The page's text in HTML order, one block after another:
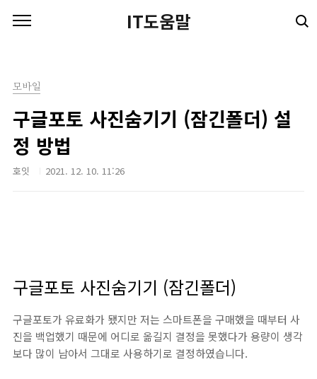
IT도움말
모바일
구글포토 사진숨기기 (잠긴폴더) 설
정 방법
호잇 2021. 12. 10. 11:26
구글포토 사진숨기기 (잠긴폴더)
구글포토가 유료화가 됐지만 저는 스마트폰을 구매했을 때부터 사
진을 백업했기 때문에 어디로 옮길지 결정을 못했다가 용량이 생각
보다 많이 남아서 그대로 사용하기로 결정하였습니다.